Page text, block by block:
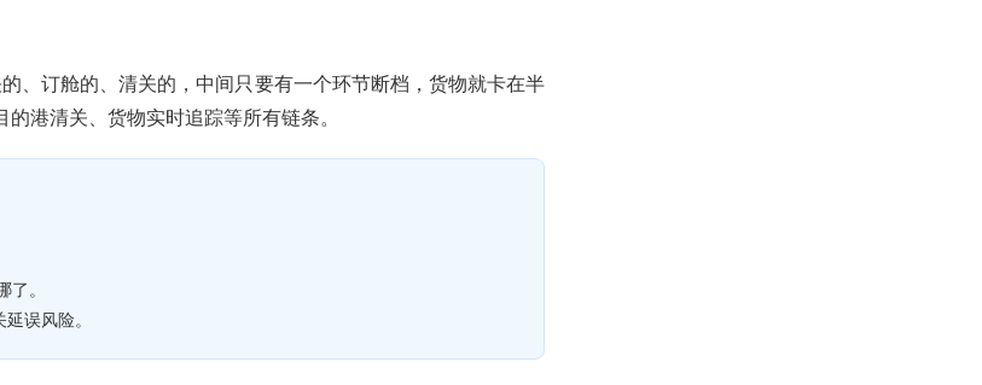
、订舱的、清关的，中间只要有一个环节断档，货物就卡在半
港清关、货物实时追踪等所有链条。
。
误风险。